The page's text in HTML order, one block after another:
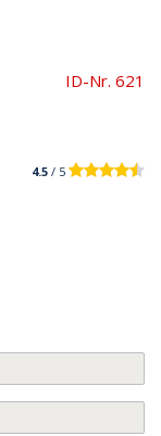
ID-Nr. 621
4.5 / 5